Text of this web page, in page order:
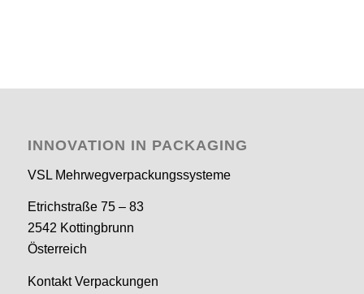
INNOVATION IN PACKAGING
VSL Mehrweg­verpackungssysteme
Etrichstraße 75 – 83
2542 Kottingbrunn
Österreich
Kontakt Verpackungen